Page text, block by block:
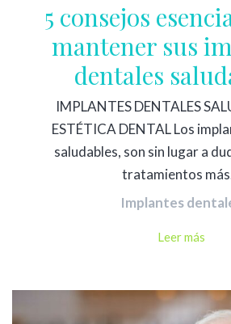
5 consejos
mantener sus
dentales
IMPLANTES DENTALES
ESTÉTICA DENTAL Los
saludables, son sin lugar a
tratamientos
Implantes
Leer más